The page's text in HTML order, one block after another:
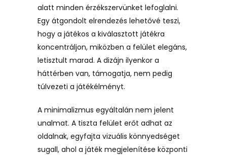
alatt minden érzékszervünket lefoglalni.
Egy átgondolt elrendezés lehetővé teszi,
hogy a játékos a kiválasztott játékra
koncentráljon, miközben a felület elegáns,
letisztult marad. A dizájn ilyenkor a
háttérben van, támogatja, nem pedig
túlvezeti a játékélményt.
A minimalizmus egyáltalán nem jelent
unalmat. A tiszta felület erőt adhat az
oldalnak, egyfajta vizuális könnyedséget
sugall, ahol a játék megjelenítése központi